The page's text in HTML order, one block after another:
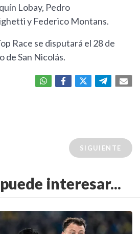
Lobay, Pedro
y Federico Montans.
Race se disputará el 28 de
de San Nicolás.
SIGUIENTE
interesar...